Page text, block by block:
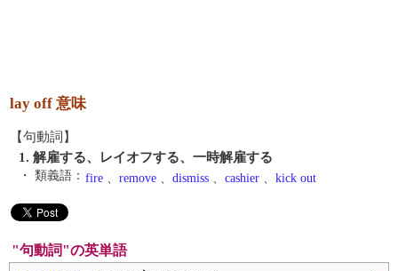
lay off 意味
【句動詞】
1. 解雇する、レイオフする、一時解雇する
・ 類義語： fire 、 remove 、 dismiss 、 cashier 、 kick out
"句動詞"の英単語